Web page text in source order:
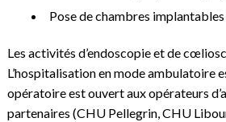
Pose de chambres implantables
Les activités d’endoscopie et de
L’hospitalisation en mode ambulatoire
opératoire est ouvert aux opérateurs
partenaires (CHU Pellegrin, CHU